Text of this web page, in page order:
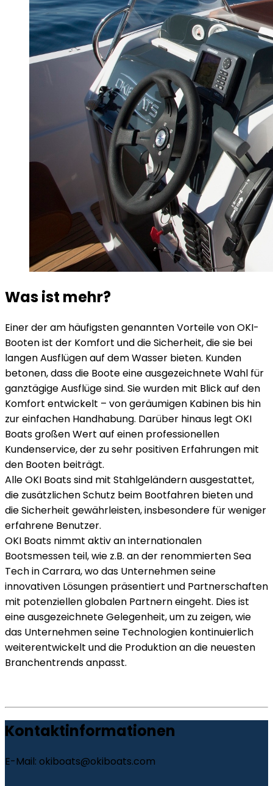
Was ist mehr?
Einer der am häufigsten genannten Vorteile von OKI-
Booten ist der Komfort und die Sicherheit, die sie bei
langen Ausflügen auf dem Wasser bieten. Kunden
betonen, dass die Boote eine ausgezeichnete Wahl für
ganztägige Ausflüge sind. Sie wurden mit Blick auf den
Komfort entwickelt – von geräumigen Kabinen bis hin
zur einfachen Handhabung. Darüber hinaus legt OKI
Boats großen Wert auf einen professionellen
Kundenservice, der zu sehr positiven Erfahrungen mit
den Booten beiträgt.
Alle OKI Boats sind mit Stahlgeländern ausgestattet,
die zusätzlichen Schutz beim Bootfahren bieten und
die Sicherheit gewährleisten, insbesondere für weniger
erfahrene Benutzer.
OKI Boats nimmt aktiv an internationalen
Bootsmessen teil, wie z.B. an der renommierten Sea
Tech in Carrara, wo das Unternehmen seine
innovativen Lösungen präsentiert und Partnerschaften
mit potenziellen globalen Partnern eingeht. Dies ist
eine ausgezeichnete Gelegenheit, um zu zeigen, wie
das Unternehmen seine Technologien kontinuierlich
weiterentwickelt und die Produktion an die neuesten
Branchentrends anpasst.
Kontaktinformationen
E-Mail: okiboats@okiboats.com